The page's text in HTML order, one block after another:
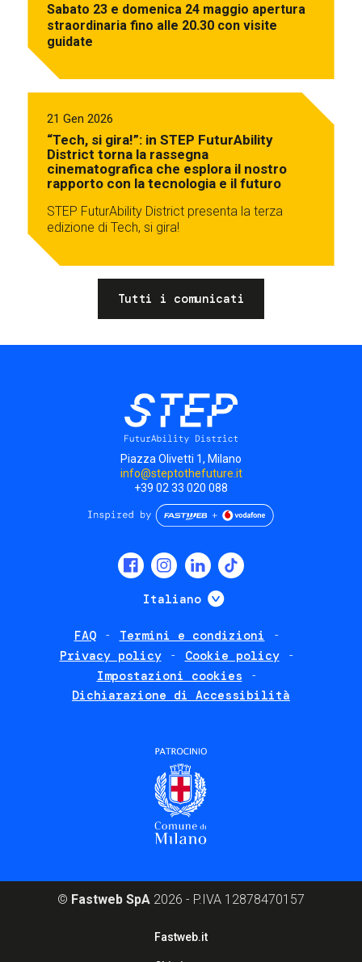
Sabato 23 e domenica 24 maggio apertura
straordinaria fino alle 20.30 con visite
guidate
21 Gen 2026
“Tech, si gira!”: in STEP FuturAbility
District torna la rassegna
cinematografica che esplora il nostro
rapporto con la tecnologia e il futuro
STEP FuturAbility District presenta la terza
edizione di Tech, si gira!
Tutti i comunicati
Piazza Olivetti 1, Milano
info@steptothefuture.it
+39 02 33 020 088
Italiano Mostra ulteriori
FAQ
Termini e condizioni
Privacy policy
Cookie policy
Impostazioni cookies
Dichiarazione di Accessibilità
© Fastweb SpA 2026 - P.IVA 12878470157
Fastweb.it